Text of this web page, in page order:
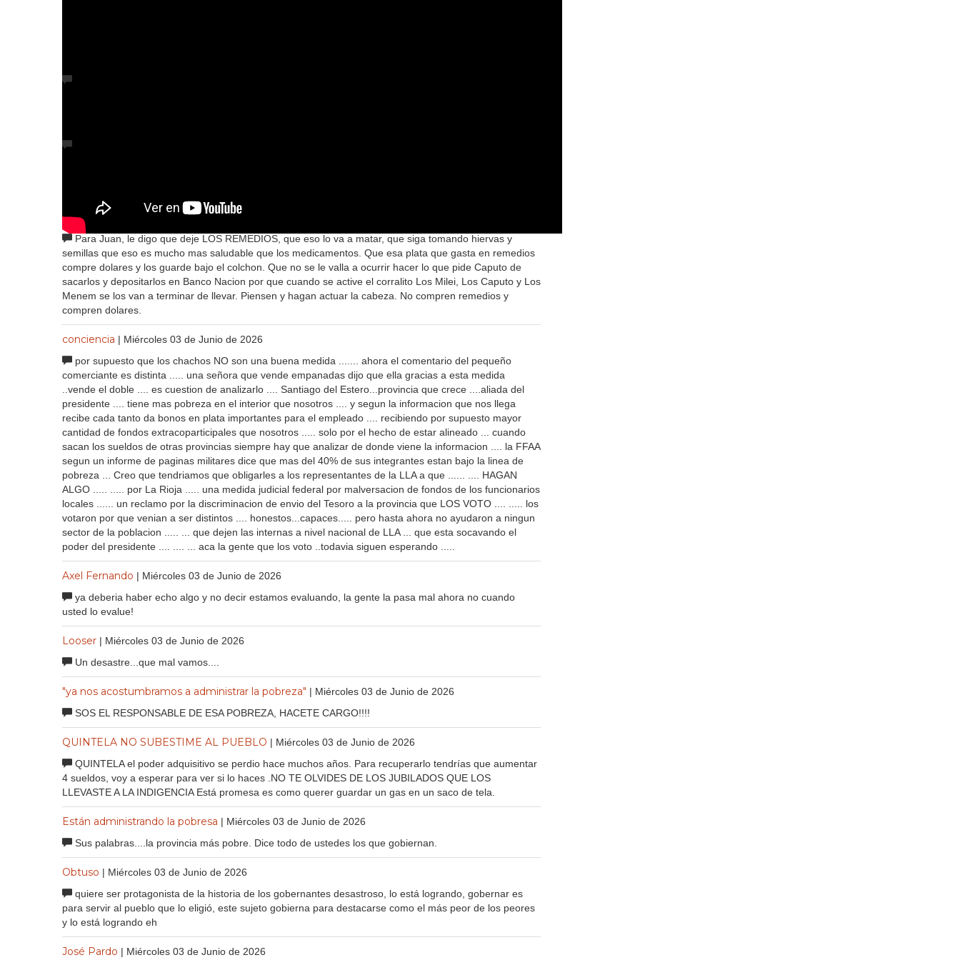
Hiervas y Semillas
| Miércoles 03 de Junio de 2026
Para Juan, le digo que deje LOS REMEDIOS, que eso lo va a matar, que siga tomando hiervas y
semillas que eso es mucho mas saludable que los medicamentos. Que esa plata que gasta en remedios
compre dolares y los guarde bajo el colchon. Que no se le valla a ocurrir hacer lo que pide Caputo de
sacarlos y depositarlos en Banco Nacion por que cuando se active el corralito Los Milei, Los Caputo y Los
Menem se los van a terminar de llevar. Piensen y hagan actuar la cabeza. No compren remedios y
compren dolares.
conciencia | Miércoles 03 de Junio de 2026
por supuesto que los chachos NO son una buena medida ....... ahora el comentario del pequeño
comerciante es distinta ..... una señora que vende empanadas dijo que ella gracias a esta medida
..vende el doble .... es cuestion de analizarlo .... Santiago del Estero...provincia que crece ....aliada del
presidente .... tiene mas pobreza en el interior que nosotros .... y segun la informacion que nos llega
recibe cada tanto da bonos en plata importantes para el empleado .... recibiendo por supuesto mayor
cantidad de fondos extracoparticipales que nosotros ..... solo por el hecho de estar alineado ... cuando
sacan los sueldos de otras provincias siempre hay que analizar de donde viene la informacion .... la FFAA
segun un informe de paginas militares dice que mas del 40% de sus integrantes estan bajo la linea de
pobreza ... Creo que tendriamos que obligarles a los representantes de la LLA a que ...... .... HAGAN
ALGO ..... ..... por La Rioja ..... una medida judicial federal por malversacion de fondos de los funcionarios
locales ...... un reclamo por la discriminacion de envio del Tesoro a la provincia que LOS VOTO .... ..... los
votaron por que venian a ser distintos .... honestos...capaces..... pero hasta ahora no ayudaron a ningun
sector de la poblacion ..... ... que dejen las internas a nivel nacional de LLA ... que esta socavando el
poder del presidente .... .... ... aca la gente que los voto ..todavia siguen esperando .....
Axel Fernando | Miércoles 03 de Junio de 2026
ya deberia haber echo algo y no decir estamos evaluando, la gente la pasa mal ahora no cuando
usted lo evalue!
Looser | Miércoles 03 de Junio de 2026
Un desastre...que mal vamos....
"ya nos acostumbramos a administrar la pobreza" | Miércoles 03 de Junio de 2026
SOS EL RESPONSABLE DE ESA POBREZA, HACETE CARGO!!!!
QUINTELA NO SUBESTIME AL PUEBLO | Miércoles 03 de Junio de 2026
QUINTELA el poder adquisitivo se perdio hace muchos años. Para recuperarlo tendrías que aumentar
4 sueldos, voy a esperar para ver si lo haces .NO TE OLVIDES DE LOS JUBILADOS QUE LOS
LLEVASTE A LA INDIGENCIA Está promesa es como querer guardar un gas en un saco de tela.
Están administrando la pobresa | Miércoles 03 de Junio de 2026
Sus palabras....la provincia más pobre. Dice todo de ustedes los que gobiernan.
Obtuso | Miércoles 03 de Junio de 2026
quiere ser protagonista de la historia de los gobernantes desastroso, lo está logrando, gobernar es
para servir al pueblo que lo eligió, este sujeto gobierna para destacarse como el más peor de los peores
y lo está logrando eh
José Pardo | Miércoles 03 de Junio de 2026